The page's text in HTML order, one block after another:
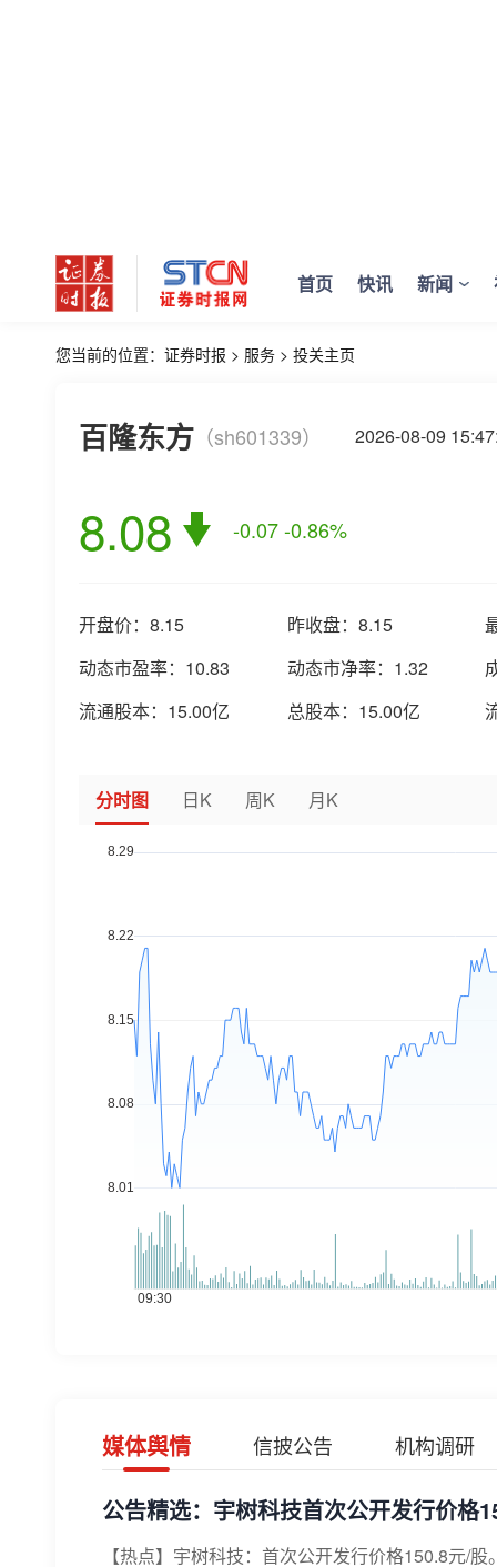
首页 快讯 新闻
您当前的位置： 证券时报 > 服务 > 投关主页
百隆东方 （sh601339） 2026-08-09
8.08 -0.07-0.86%
开盘价： 8.15 昨收盘： 8.15
动态市盈率： 10.83 动态市净率： 1.32
流通股本： 15.00亿 总股本： 15.00亿
分时图 日K 周K 月K
媒体舆情 信披公告 机构调研
公告精选：宇树科技首次公开发行价格
【热点】宇树科技：首次公开发行价格150.8元/